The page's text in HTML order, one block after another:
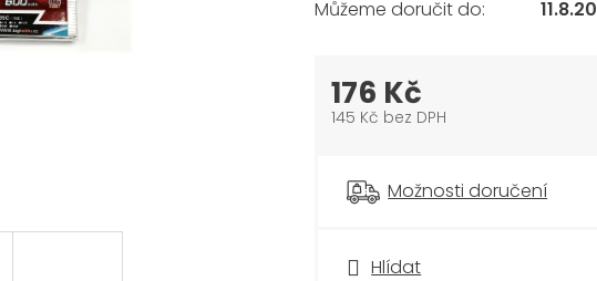
Hlídat
176 Kč
145 Kč bez DPH
Možnosti doručení